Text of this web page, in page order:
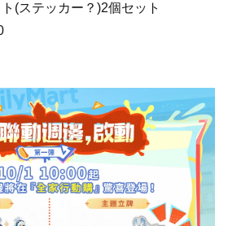
(ステッカー？)2個セット